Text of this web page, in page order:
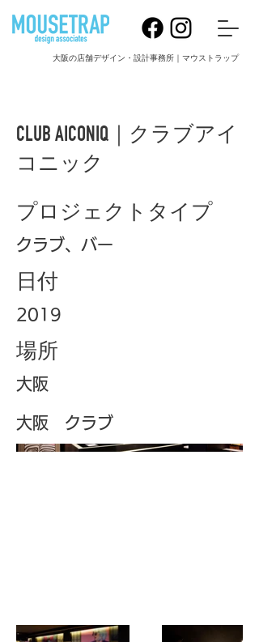
大阪の店舗デザイン・設計事務所｜マウストラップ
CLUB AICONIQ｜クラブアイ
コニック
プロジェクトタイプ
クラブ、バー
日付
2019
場所
大阪
大阪 クラブ